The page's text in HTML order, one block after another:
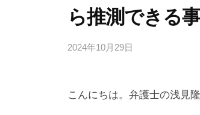
ら推測できる
2024年10月29日
護
こんにちは。弁護士の浅見隆